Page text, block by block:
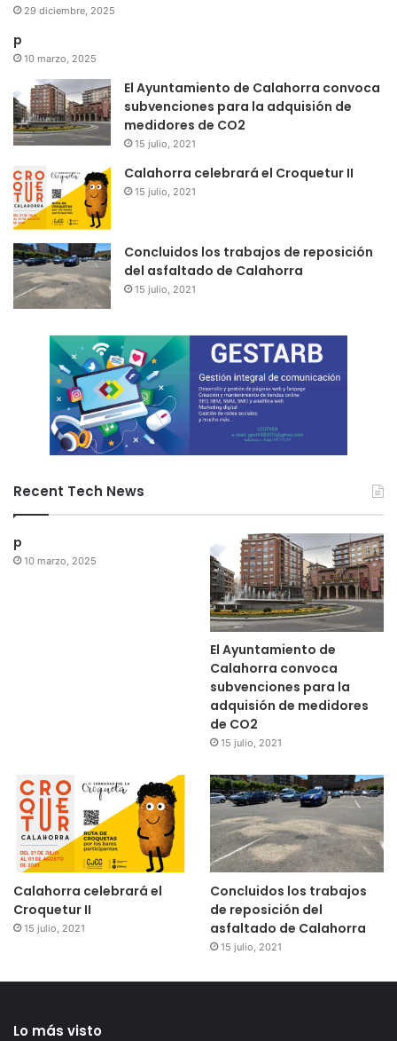
29 diciembre, 2025
p
10 marzo, 2025
El Ayuntamiento de Calahorra convoca
subvenciones para la adquisión de
medidores de CO2
15 julio, 2021
Calahorra celebrará el Croquetur II
15 julio, 2021
Concluidos los trabajos de reposición
del asfaltado de Calahorra
15 julio, 2021
Recent Tech News
p
10 marzo, 2025
El Ayuntamiento de
Calahorra convoca
subvenciones para la
adquisión de medidores
de CO2
15 julio, 2021
Calahorra celebrará el
Croquetur II
15 julio, 2021
Concluidos los trabajos
de reposición del
asfaltado de Calahorra
15 julio, 2021
Lo más visto